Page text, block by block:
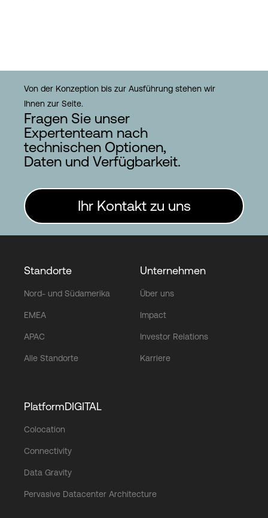
Von der Konzeption bis zur Ausführung stehen wir
Ihnen zur Seite.
Fragen Sie unser
Expertenteam nach
technischen Optionen,
Daten und Verfügbarkeit.
Ihr Kontakt zu uns
Standorte
Nord- und Südamerika
EMEA
APAC
Alle Standorte
Unternehmen
Über uns
Impact
Investor Relations
Karriere
PlatformDIGITAL
Colocation
Connectivity
Data Gravity
Pervasive Datacenter Architecture